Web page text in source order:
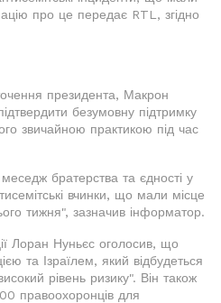
про це передає RTL, згідно
президента, Макрон
безумовну підтримку
звичайною практикою під час
братерства та єдності у
вчинки, що мали місце
тижня", зазначив інформатор.
Лоран Нуньєс оголосив, що
та Ізраїлем, який відбудеться
рівень ризику". Він також
правоохоронців для